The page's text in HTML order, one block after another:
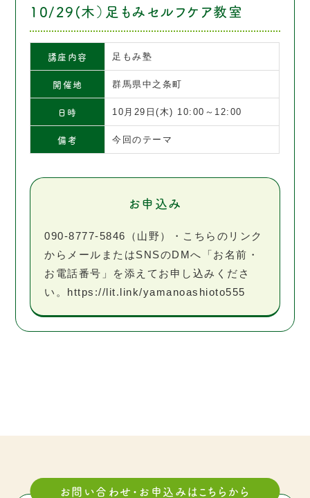
10/29(木）足もみセルフケア教室
講座内容 足もみ塾
開催地 群馬県中之条町
日時 10月29日(木) 10:00～12:00
備考 今回のテーマ
お申込み
090-8777-5846（山野）・こちらのリンク
からメールまたはSNSのDMへ「お名前・
お電話番号」を添えてお申し込みくださ
い。https://lit.link/yamanoashioto555
お問い合わせ・お申込みはこちらから